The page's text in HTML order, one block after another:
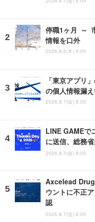
停職1ヶ月 ～
情報を口外
2026.8.6(木) 8:05
「東京アプリ
の個人情報漏
2026.8.7(金) 8:05
LINE GAMEで
に送信、総務
2026.8.7(金) 8:05
Axcelead
ウントに不正
認
2026.8.7(金) 8:05